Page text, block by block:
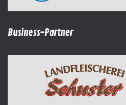
Business-Partner